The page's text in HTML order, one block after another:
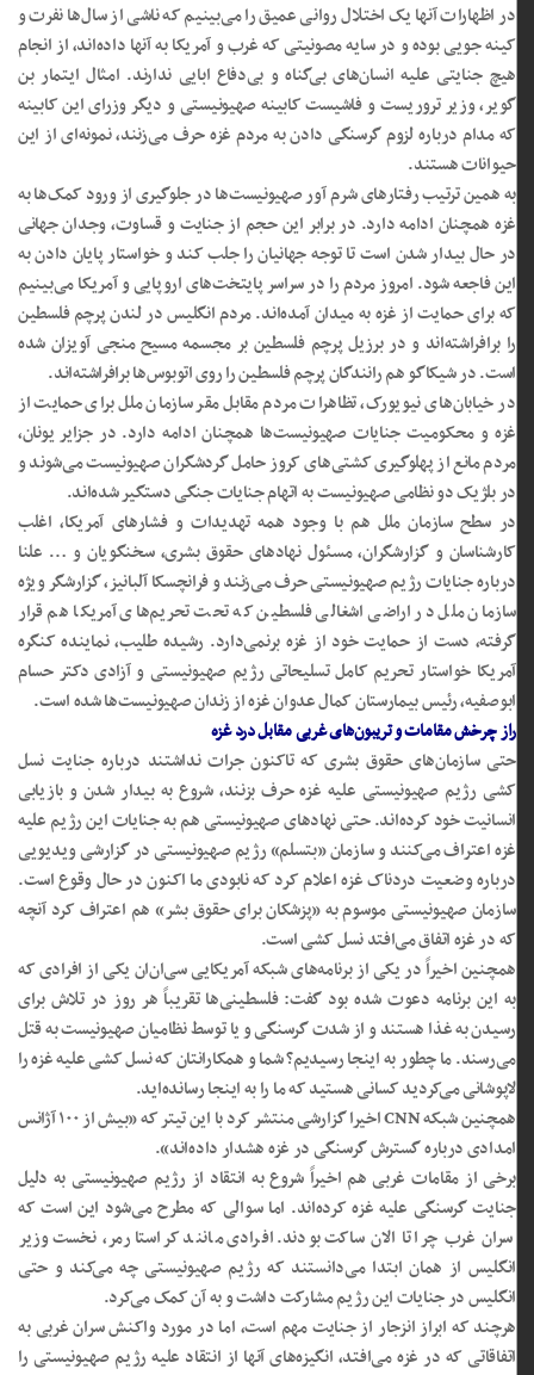
در اظهارات آنها یک اختلال روانی عمیق را می‌بینیم که ناشی از سال‌ها نفرت و
کینه جویی بوده و در سایه مصونیتی که غرب و آمریکا به آنها داده‌اند، از انجام
هیچ جنایتی علیه انسان‌های بی‌گناه و بی‌دفاع ابایی ندارند. امثال ایتمار بن
گویر، وزیر تروریست و فاشیست کابینه صهیونیستی و دیگر وزرای این کابینه
که مدام درباره لزوم گرسنگی دادن به مردم غزه حرف می‌زنند، نمونه‌ای از این
حیوانات هستند.
به همین ترتیب رفتارهای شرم آور صهیونیست‌ها در جلوگیری از ورود کمک‌ها به
غزه همچنان ادامه دارد. در برابر این حجم از جنایت و قساوت، وجدان جهانی
در حال بیدار شدن است تا توجه جهانیان را جلب کند و خواستار پایان دادن به
این فاجعه شود. امروز مردم را در سراسر پایتخت‌های اروپایی و آمریکا می‌بینیم
که برای حمایت از غزه به میدان آمده‌اند. مردم انگلیس در لندن پرچم فلسطین
را برافراشته‌اند و در برزیل پرچم فلسطین بر مجسمه مسیح منجی آویزان شده
است. در شیکاگو هم رانندگان پرچم فلسطین را روی اتوبوس‌ها برافراشته‌اند.
در خیابان‌های نیویورک، تظاهرات مردم مقابل مقر سازمان ملل برای حمایت از
غزه و محکومیت جنایات صهیونیست‌ها همچنان ادامه دارد. در جزایر یونان،
مردم مانع از پهلوگیری کشتی‌های کروز حامل گردشگران صهیونیست می‌شوند و
در بلژیک دو نظامی صهیونیست به اتهام جنایات جنگی دستگیر شده‌اند.
در سطح سازمان ملل هم با وجود همه تهدیدات و فشارهای آمریکا، اغلب
کارشناسان و گزارشگران، مسئول نهادهای حقوق بشری، سخنگویان و … علنا
درباره جنایات رژیم صهیونیستی حرف می‌زنند و فرانچسکا آلبانیز، گزارشگر ویژه
سازمان ملل در اراضی اشغالی فلسطین که تحت تحریم‌های آمریکا هم قرار
گرفته، دست از حمایت خود از غزه برنمی‌دارد. رشیده طلیب، نماینده کنگره
آمریکا خواستار تحریم کامل تسلیحاتی رژیم صهیونیستی و آزادی دکتر حسام
ابوصفیه، رئیس بیمارستان کمال عدوان غزه از زندان صهیونیست‌ها شده است.
راز چرخش مقامات و تریبون‌های غربی مقابل درد غزه
حتی سازمان‌های حقوق بشری که تاکنون جرات نداشتند درباره جنایت نسل
کشی رژیم صهیونیستی علیه غزه حرف بزنند، شروع به بیدار شدن و بازیابی
انسانیت خود کرده‌اند. حتی نهادهای صهیونیستی هم به جنایات این رژیم علیه
غزه اعتراف می‌کنند و سازمان «بتسلم» رژیم صهیونیستی در گزارشی ویدیویی
درباره وضعیت دردناک غزه اعلام کرد که نابودی ما اکنون در حال وقوع است.
سازمان صهیونیستی موسوم به «پزشکان برای حقوق بشر» هم اعتراف کرد آنچه
که در غزه اتفاق می‌افتد نسل کشی است.
همچنین اخیراً در یکی از برنامه‌های شبکه آمریکایی سی‌ان‌ان یکی از افرادی که
به این برنامه دعوت شده بود گفت: فلسطینی‌ها تقریباً هر روز در تلاش برای
رسیدن به غذا هستند و از شدت گرسنگی و یا توسط نظامیان صهیونیست به قتل
می‌رسند. ما چطور به اینجا رسیدیم؟ شما و همکارانتان که نسل کشی علیه غزه را
لاپوشانی می‌کردید کسانی هستید که ما را به اینجا رسانده‌اید.
همچنین شبکه CNN اخیرا گزارشی منتشر کرد با این تیتر که «بیش از ۱۰۰ آژانس
امدادی درباره گسترش گرسنگی در غزه هشدار داده‌اند».
برخی از مقامات غربی هم اخیراً شروع به انتقاد از رژیم صهیونیستی به دلیل
جنایت گرسنگی علیه غزه کرده‌اند. اما سوالی که مطرح می‌شود این است که
سران غرب چرا تا الان ساکت بودند. افرادی مانند کر استارمر، نخست وزیر
انگلیس از همان ابتدا می‌دانستند که رژیم صهیونیستی چه می‌کند و حتی
انگلیس در جنایات این رژیم مشارکت داشت و به آن کمک می‌کرد.
هرچند که ابراز انزجار از جنایت مهم است، اما در مورد واکنش سران غربی به
اتفاقاتی که در غزه می‌افتد، انگیزه‌های آنها از انتقاد علیه رژیم صهیونیستی را